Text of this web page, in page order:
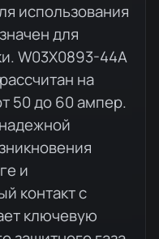
использования
для
W03X0893-44A
на
50 до 60 ампер.
и
контакт с
ключевую